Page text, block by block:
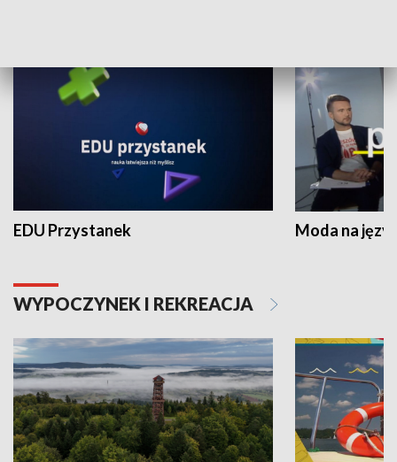
EDU Przystanek Moda na
WYPOCZYNEK I REKREACJA